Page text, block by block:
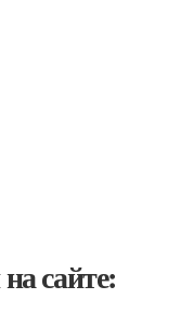
сайте: